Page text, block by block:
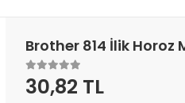
Brother 814 İlik Horoz
30,82 TL